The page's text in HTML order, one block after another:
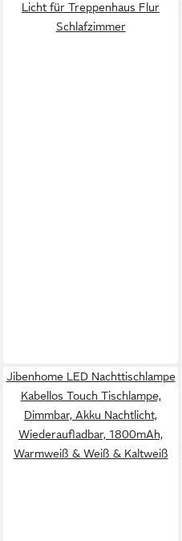
Licht für Treppenhaus Flur
Schlafzimmer
Jibenhome LED Nachttischlampe
Kabellos Touch Tischlampe,
Dimmbar, Akku Nachtlicht,
Wiederaufladbar, 1800mAh,
Warmweiß & Weiß & Kaltweiß